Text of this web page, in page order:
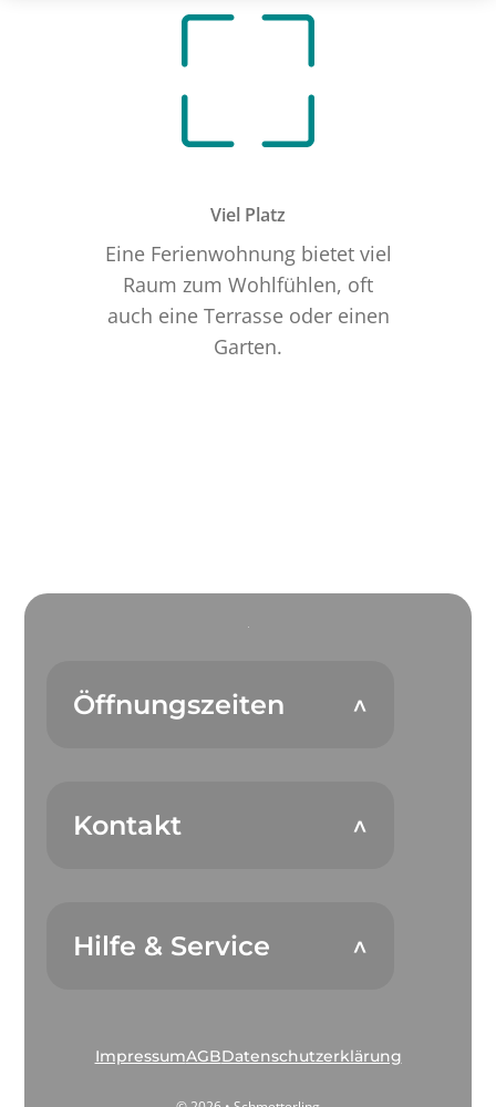
Viel Platz
Eine Ferienwohnung bietet viel
Raum zum Wohlfühlen, oft
auch eine Terrasse oder einen
Garten.
Öffnungszeiten
Kontakt
Hilfe & Service
ImpressumAGBDatenschutzerklärung